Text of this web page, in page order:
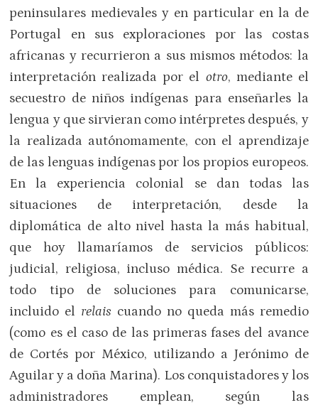
peninsulares medievales y en particular en la de
Portugal en sus exploraciones por las costas
africanas y recurrieron a sus mismos métodos: la
interpretación realizada por el otro, mediante el
secuestro de niños indígenas para enseñarles la
lengua y que sirvieran como intérpretes después, y
la realizada autónomamente, con el aprendizaje
de las lenguas indígenas por los propios europeos.
En la experiencia colonial se dan todas las
situaciones de interpretación, desde la
diplomática de alto nivel hasta la más habitual,
que hoy llamaríamos de servicios públicos:
judicial, religiosa, incluso médica. Se recurre a
todo tipo de soluciones para comunicarse,
incluido el relais cuando no queda más remedio
(como es el caso de las primeras fases del avance
de Cortés por México, utilizando a Jerónimo de
Aguilar y a doña Marina). Los conquistadores y los
administradores emplean, según las